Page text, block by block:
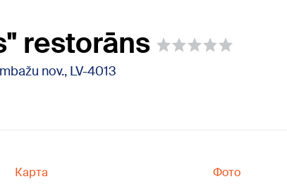
restorāns
nov., LV-4013
Карта Фото